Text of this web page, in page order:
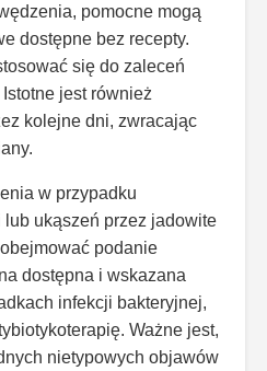
pomocne mogą
dostępne bez recepty.
się do zaleceń
jest również
kolejne dni, zwracając
w przypadku
ukąszeń przez jadowite
podanie
dostępna i wskazana
infekcji bakteryjnej,
Ważne jest,
nietypowych objawów